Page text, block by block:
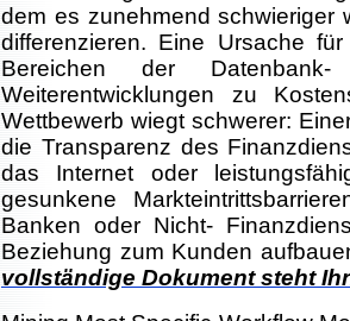
dem es zunehmend schwieriger
differenzieren. Eine Ursache
Bereichen der
Weiterentwicklungen zu
Wettbewerb wiegt schwerer:
die Transparenz des
das Internet oder
gesunkene
Banken oder Nicht-
Beziehung zum Kunden
vollständige Dokument steht